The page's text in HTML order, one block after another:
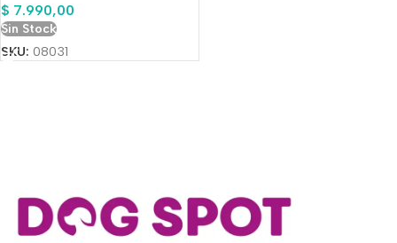
$ 7.990,00
Sin Stock
SKU: 08031